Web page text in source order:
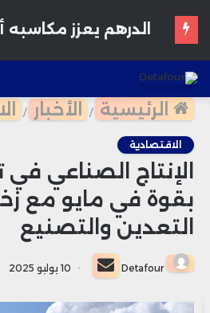
الرئيسية / الأخبار /
الاقتصادية
الإنتاج الصناعي في
بقوة في مايو مع
التعدين والتصنيع
Detafour
أرسل
بريدا
إلكترونيا
10 يوليو 2025